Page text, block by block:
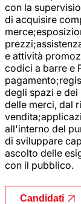
con la
di acquisire
e attività
codici a barre e
degli spazi e
delle merci, dal
all'interno del
di sviluppare
ascolto delle
con il pubblico.
Candidati